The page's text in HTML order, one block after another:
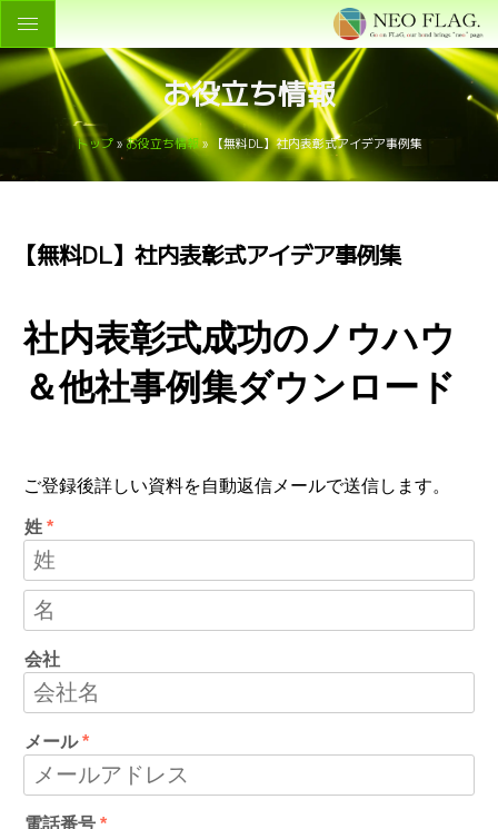
お役立ち情報
トップ»お役立ち情報» 【無料DL】社内表彰式アイデア事例集
【無料DL】社内表彰式アイデア事例集